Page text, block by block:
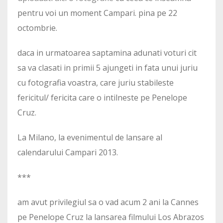
pentru voi un moment Campari. pina pe 22
octombrie.
daca in urmatoarea saptamina adunati voturi cit
sa va clasati in primii 5 ajungeti in fata unui juriu
cu fotografia voastra, care juriu stabileste
fericitul/ fericita care o intilneste pe Penelope
Cruz.
La Milano, la evenimentul de lansare al
calendarului Campari 2013.
***
am avut privilegiul sa o vad acum 2 ani la Cannes
pe Penelope Cruz la lansarea filmului Los Abrazos